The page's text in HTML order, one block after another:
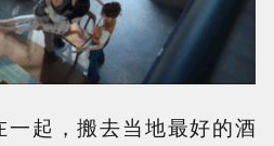
起，搬去当地最好的酒